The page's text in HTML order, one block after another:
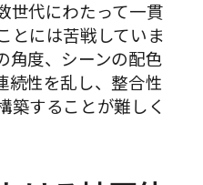
世代にわたって一貫
とには苦戦していま
角度、シーンの配色
続性を乱し、整合性
築することが難しく